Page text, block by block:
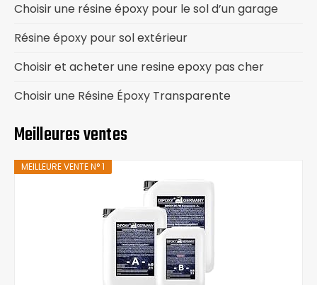
Choisir une résine époxy pour le sol d’un garage
Résine époxy pour sol extérieur
Choisir et acheter une resine epoxy pas cher
Choisir une Résine Époxy Transparente
Meilleures ventes
MEILLEURE VENTE N° 1